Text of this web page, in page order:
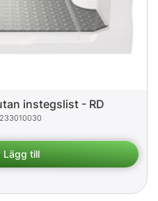
instegslist - RD